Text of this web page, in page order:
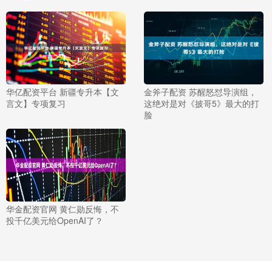
华亿配资平台 新疆专升本【文
言文】专项复习
金斧子配资 苏醒怒怼导演组，
这绝对是对《披哥5》最大的打
脸
华金配资官网 黄仁勋反悔，不
投千亿美元给OpenAI了？